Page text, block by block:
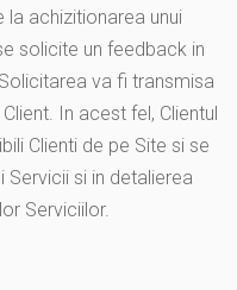
la achizitionarea unui
solicite un feedback in
va fi transmisa
In acest fel, Clientul
Clienti de pe Site si se
si in detalierea
Serviciilor.